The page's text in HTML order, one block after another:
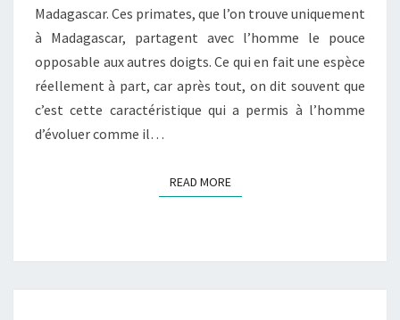
Madagascar. Ces primates, que l’on trouve uniquement
à Madagascar, partagent avec l’homme le pouce
opposable aux autres doigts. Ce qui en fait une espèce
réellement à part, car après tout, on dit souvent que
c’est cette caractéristique qui a permis à l’homme
d’évoluer comme il…
READ MOREREAD MORE